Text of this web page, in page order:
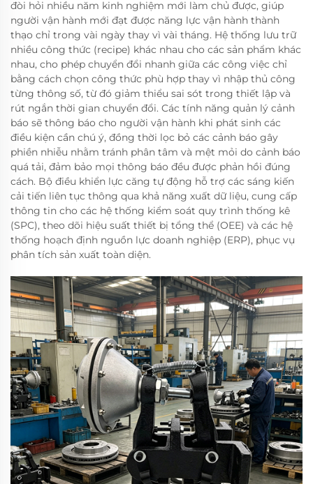
đòi hỏi nhiều năm kinh nghiệm mới làm chủ được, giúp
người vận hành mới đạt được năng lực vận hành thành
thạo chỉ trong vài ngày thay vì vài tháng. Hệ thống lưu trữ
nhiều công thức (recipe) khác nhau cho các sản phẩm khác
nhau, cho phép chuyển đổi nhanh giữa các công việc chỉ
bằng cách chọn công thức phù hợp thay vì nhập thủ công
từng thông số, từ đó giảm thiểu sai sót trong thiết lập và
rút ngắn thời gian chuyển đổi. Các tính năng quản lý cảnh
báo sẽ thông báo cho người vận hành khi phát sinh các
điều kiện cần chú ý, đồng thời lọc bỏ các cảnh báo gây
phiền nhiễu nhằm tránh phân tâm và mệt mỏi do cảnh báo
quá tải, đảm bảo mọi thông báo đều được phản hồi đúng
cách. Bộ điều khiển lực căng tự động hỗ trợ các sáng kiến
cải tiến liên tục thông qua khả năng xuất dữ liệu, cung cấp
thông tin cho các hệ thống kiểm soát quy trình thống kê
(SPC), theo dõi hiệu suất thiết bị tổng thể (OEE) và các hệ
thống hoạch định nguồn lực doanh nghiệp (ERP), phục vụ
phân tích sản xuất toàn diện.